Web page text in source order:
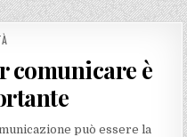
comunicare è
può essere la